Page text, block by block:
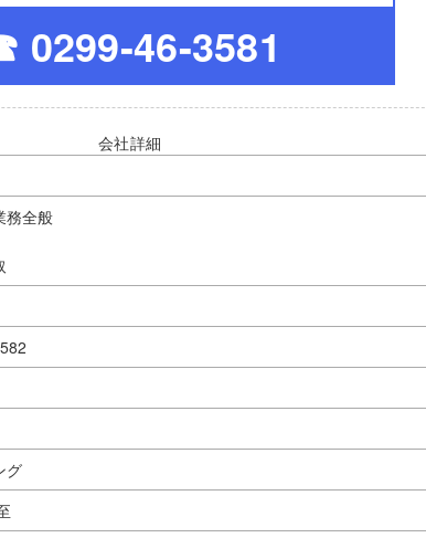
0299-46-3581
会社詳細
務全般
グ